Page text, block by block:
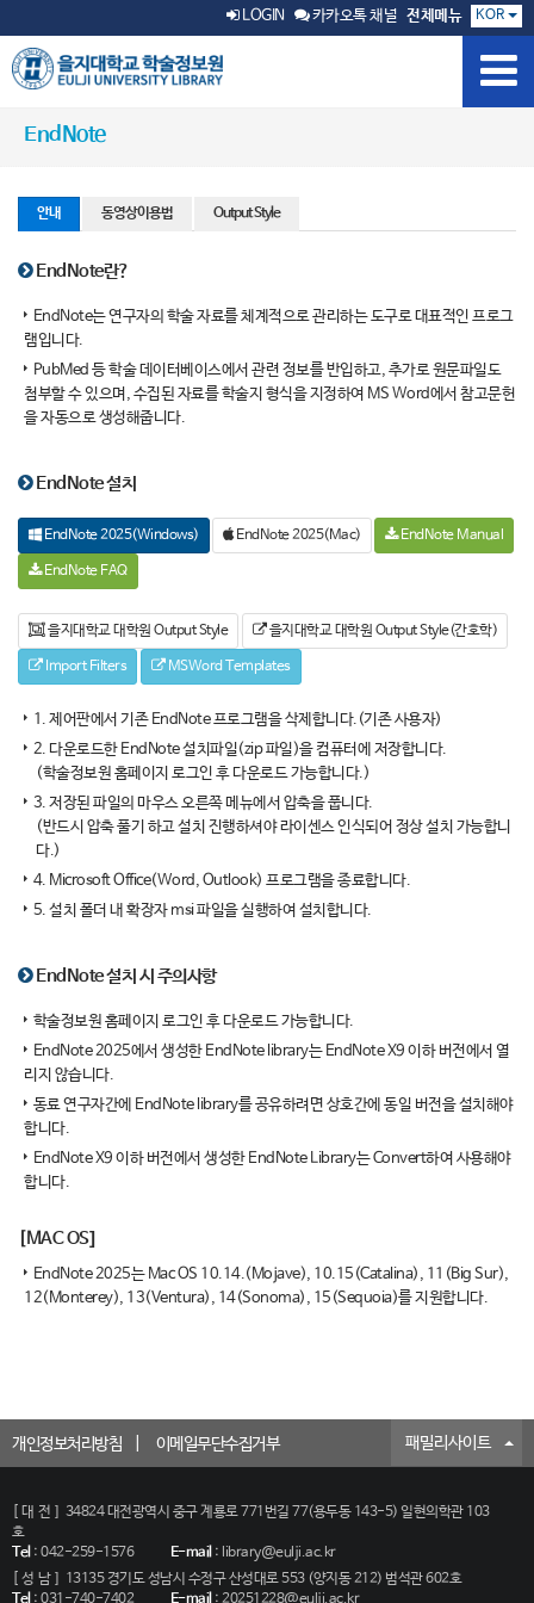
LOGIN 카카오톡 채널 전체메뉴 KOR
EndNote
안내 동영상이용법 Output Style
EndNote란?
EndNote는 연구자의 학술 자료를 체계적으로 관리하는 도구로 대표적인 프로그
램입니다.
PubMed 등 학술 데이터베이스에서 관련 정보를 반입하고, 추가로 원문파일도
첨부할 수 있으며, 수집된 자료를 학술지 형식을 지정하여 MS Word에서 참고문헌
을 자동으로 생성해줍니다.
EndNote 설치
EndNote 2025(Windows) EndNote 2025(Mac) EndNote Manual
EndNote FAQ
을지대학교 대학원 Output Style 을지대학교 대학원 Output Style(간호학)
Import Filters MSWord Templates
1. 제어판에서 기존 EndNote 프로그램을 삭제합니다.(기존 사용자)
2. 다운로드한 EndNote 설치파일(zip 파일)을 컴퓨터에 저장합니다.
(학술정보원 홈페이지 로그인 후 다운로드 가능합니다.)
3. 저장된 파일의 마우스 오른쪽 메뉴에서 압축을 풉니다.
(반드시 압축 풀기 하고 설치 진행하셔야 라이센스 인식되어 정상 설치 가능합니
다.)
4. Microsoft Office(Word, Outlook) 프로그램을 종료합니다.
5. 설치 폴더 내 확장자 msi 파일을 실행하여 설치합니다.
EndNote 설치 시 주의사항
학술정보원 홈페이지 로그인 후 다운로드 가능합니다.
EndNote 2025에서 생성한 EndNote library는 EndNote X9 이하 버전에서 열
리지 않습니다.
동료 연구자간에 EndNote library를 공유하려면 상호간에 동일 버전을 설치해야
합니다.
EndNote X9 이하 버전에서 생성한 EndNote Library는 Convert하여 사용해야
합니다.
[MAC OS]
EndNote 2025는 Mac OS 10.14.(Mojave), 10.15(Catalina), 11(Big Sur),
12(Monterey), 13(Ventura), 14(Sonoma), 15(Sequoia)를 지원합니다.
개인정보처리방침 이메일무단수집거부 패밀리사이트
[대전]
34824 대전광역시 중구 계룡로 771번길 77(용두동 143-5) 일현의학관 103
호
Tel: 042-259-1576 E-mail: library@eulji.ac.kr
[성남]
13135 경기도 성남시 수정구 산성대로 553 (양지동 212) 범석관 602호
Tel : 031-740-7402 E-mail : 20251228@eulji.ac.kr